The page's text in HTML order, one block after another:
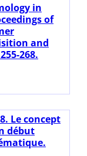
in
of
and
268.
Le concept
début